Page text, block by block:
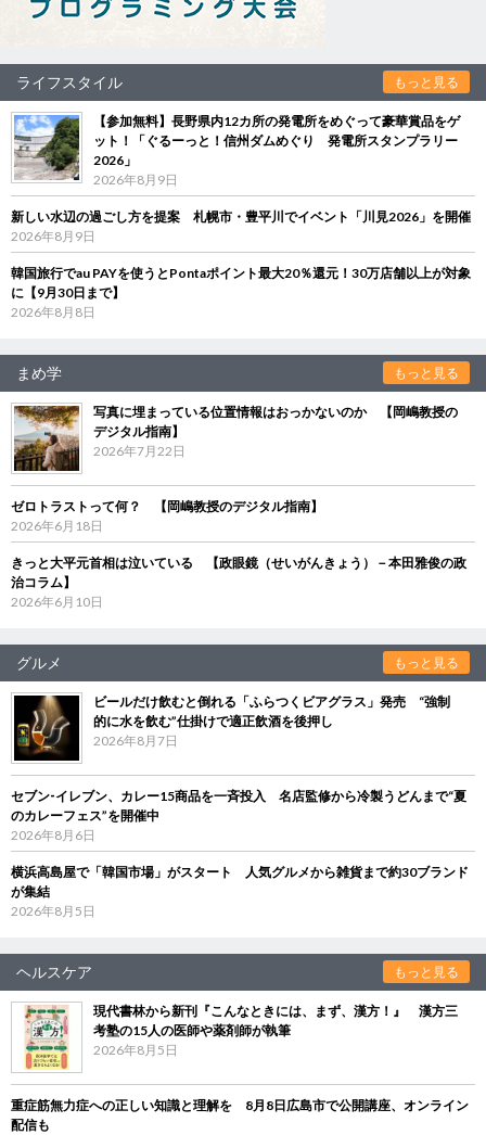
ライフスタイル もっと見る
【参加無料】長野県内12カ所の発電所をめぐって豪華賞品をゲ
ット！「ぐるーっと！信州ダムめぐり 発電所スタンプラリー
2026」
2026年8月9日
新しい水辺の過ごし方を提案 札幌市・豊平川でイベント「川見2026」を開催
2026年8月9日
韓国旅行でau PAYを使うとPontaポイント最大20％還元！30万店舗以上が対象
に【9月30日まで】
2026年8月8日
まめ学 もっと見る
写真に埋まっている位置情報はおっかないのか 【岡嶋教授の
デジタル指南】
2026年7月22日
ゼロトラストって何？ 【岡嶋教授のデジタル指南】
2026年6月18日
きっと大平元首相は泣いている 【政眼鏡（せいがんきょう）－本田雅俊の政
治コラム】
2026年6月10日
グルメ もっと見る
ビールだけ飲むと倒れる「ふらつくビアグラス」発売 “強制
的に水を飲む”仕掛けで適正飲酒を後押し
2026年8月7日
セブン‐イレブン、カレー15商品を一斉投入 名店監修から冷製うどんまで“夏
のカレーフェス”を開催中
2026年8月6日
横浜高島屋で「韓国市場」がスタート 人気グルメから雑貨まで約30ブランド
が集結
2026年8月5日
ヘルスケア もっと見る
現代書林から新刊『こんなときには、まず、漢方！』 漢方三
考塾の15人の医師や薬剤師が執筆
2026年8月5日
重症筋無力症への正しい知識と理解を 8月8日広島市で公開講座、オンライン
配信も